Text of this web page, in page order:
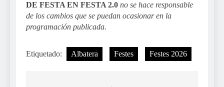
DE FESTA EN FESTA 2.0 no se hace responsable
de los cambios que se puedan ocasionar en la
programación publicada.
Etiquetado: Albatera Festes Festes 2026